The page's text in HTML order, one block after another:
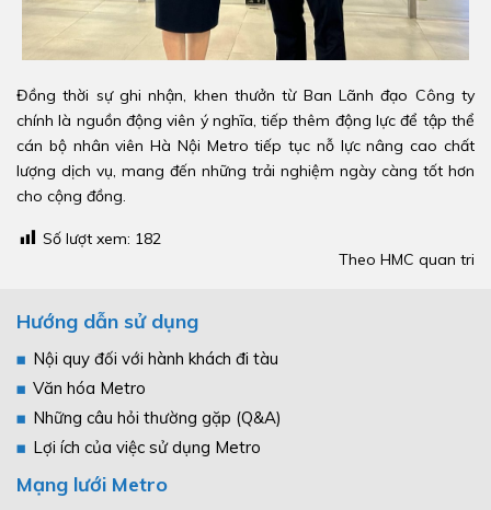
Đồng thời sự ghi nhận, khen thưởn từ Ban Lãnh đạo Công ty
chính là nguồn động viên ý nghĩa, tiếp thêm động lực để tập thể
cán bộ nhân viên Hà Nội Metro tiếp tục nỗ lực nâng cao chất
lượng dịch vụ, mang đến những trải nghiệm ngày càng tốt hơn
cho cộng đồng.
Số lượt xem: 182
Theo HMC quan tri
Hướng dẫn sử dụng
Nội quy đối với hành khách đi tàu
Văn hóa Metro
Những câu hỏi thường gặp (Q&A)
Lợi ích của việc sử dụng Metro
Mạng lưới Metro